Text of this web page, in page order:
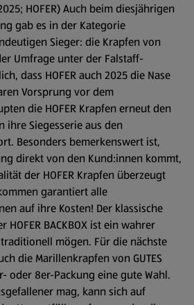
HOFER) Auch beim diesjährigen
gab es in der Kategorie
Sieger: die Krapfen von
Umfrage unter der Falstaff-
dass HOFER auch 2025 die Nase
Vorsprung vor dem
die HOFER Krapfen erneut den
ihre Siegesserie aus den
Besonders bemerkenswert ist,
direkt von den Kund:innen kommt,
der HOFER Krapfen überzeugt
garantiert alle
auf ihre Kosten! Der klassische
BACKBOX ist ein wahrer
mögen. Für die nächste
die Marillenkrapfen von GUTES
oder 8er-Packung eine gute Wahl.
mag, kann sich auf